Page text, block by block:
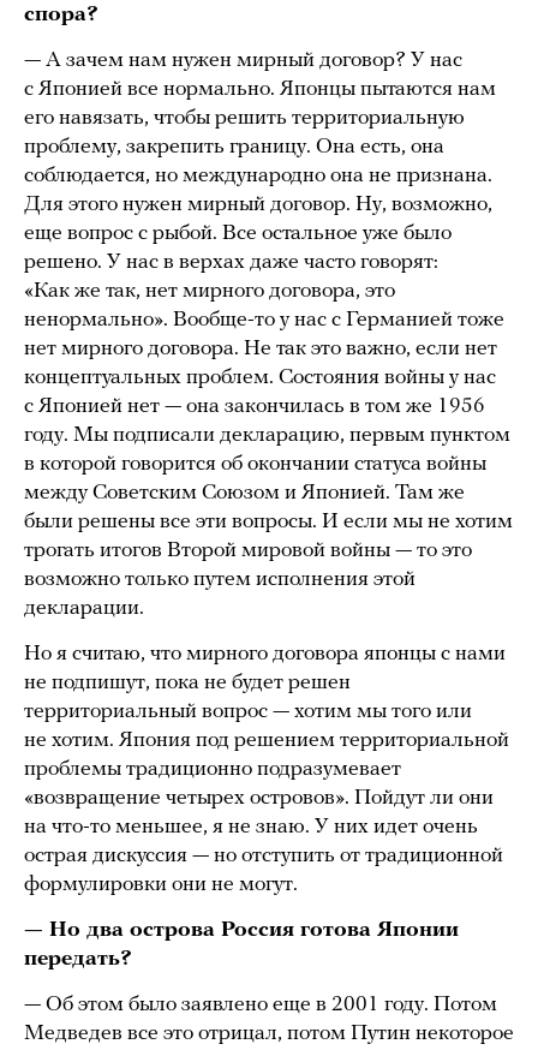
спора?
— А зачем нам нужен мирный договор? У нас
с Японией все нормально. Японцы пытаются нам
его навязать, чтобы решить территориальную
проблему, закрепить границу. Она есть, она
соблюдается, но международно она не признана.
Для этого нужен мирный договор. Ну, возможно,
еще вопрос с рыбой. Все остальное уже было
решено. У нас в верхах даже часто говорят:
«Как же так, нет мирного договора, это
ненормально». Вообще-то у нас с Германией тоже
нет мирного договора. Не так это важно, если нет
концептуальных проблем. Состояния войны у нас
с Японией нет — она закончилась в том же 1956
году. Мы подписали декларацию, первым пунктом
в которой говорится об окончании статуса войны
между Советским Союзом и Японией. Там же
были решены все эти вопросы. И если мы не хотим
трогать итогов Второй мировой войны — то это
возможно только путем исполнения этой
декларации.
Но я считаю, что мирного договора японцы с нами
не подпишут, пока не будет решен
территориальный вопрос — хотим мы того или
не хотим. Япония под решением территориальной
проблемы традиционно подразумевает
«возвращение четырех островов». Пойдут ли они
на что-то меньшее, я не знаю. У них идет очень
острая дискуссия — но отступить от традиционной
формулировки они не могут.
— Но два острова Россия готова Японии
передать?
— Об этом было заявлено еще в 2001 году. Потом
Медведев все это отрицал, потом Путин некоторое